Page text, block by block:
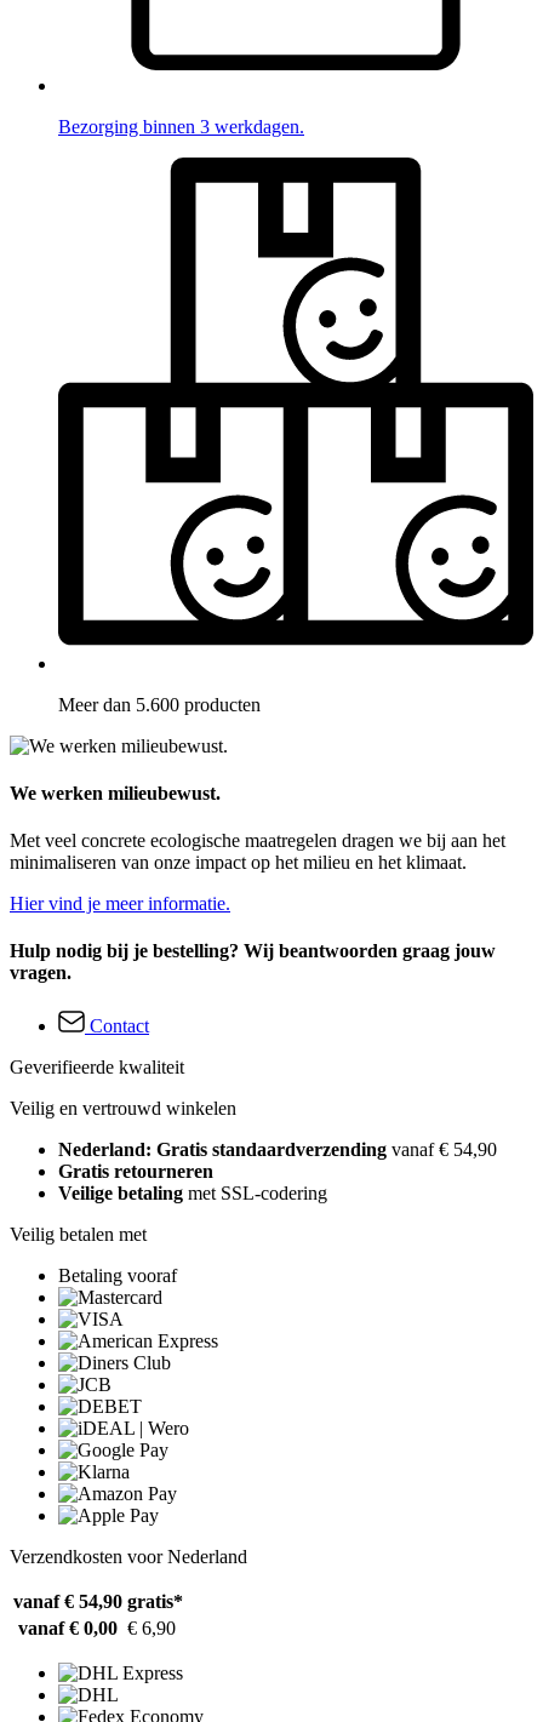
Bezorging binnen 3 werkdagen.
Meer dan 5.600 producten
We werken milieubewust.
Met veel concrete ecologische maatregelen dragen we bij aan het
minimaliseren van onze impact op het milieu en het klimaat.
Hier vind je meer informatie.
Hulp nodig bij je bestelling? Wij beantwoorden graag jouw
vragen.
Contact
Geverifieerde kwaliteit
Veilig en vertrouwd winkelen
Nederland: Gratis standaardverzending vanaf € 54,90
Gratis retourneren
Veilige betaling met SSL-codering
Veilig betalen met
Betaling vooraf
Verzendkosten voor Nederland
vanaf € 54,90 gratis*
vanaf € 0,00 € 6,90